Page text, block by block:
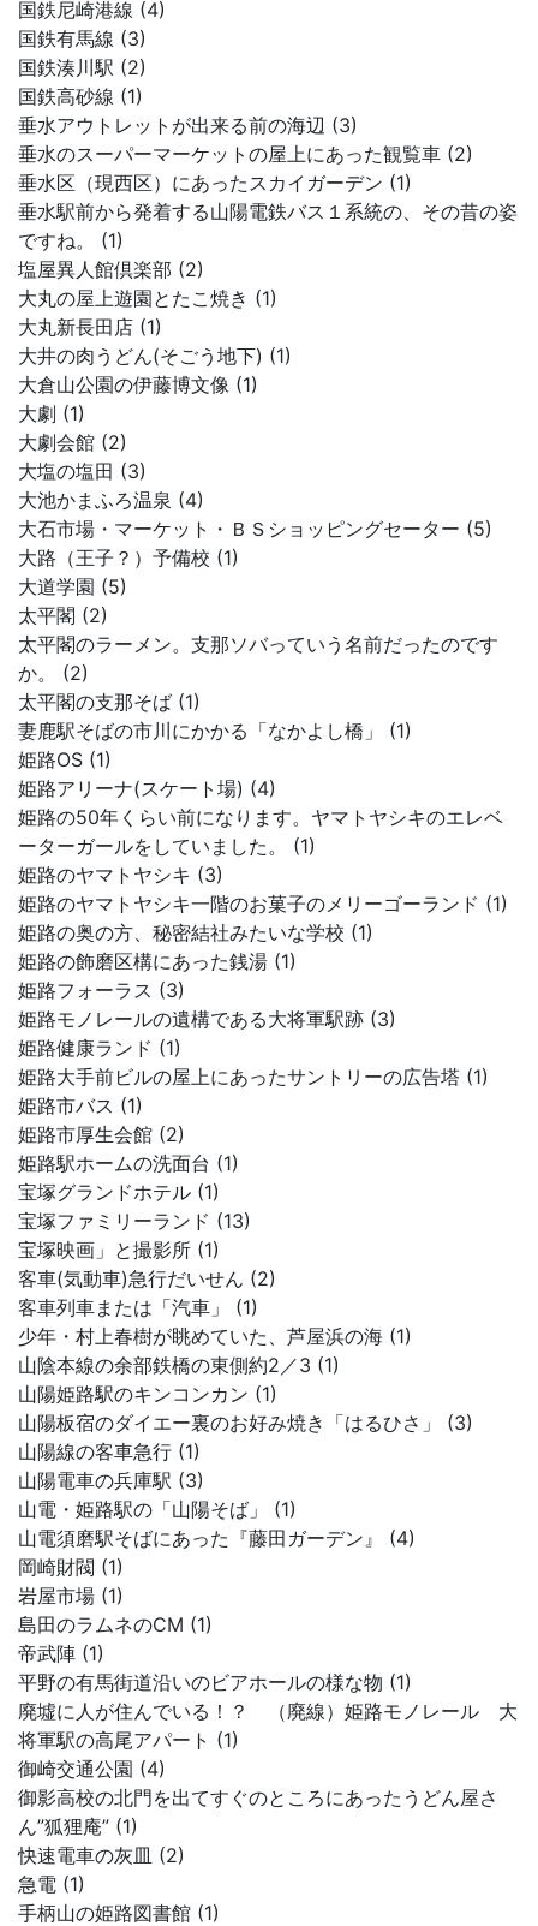
国鉄尼崎港線 (4)
国鉄有馬線 (3)
国鉄湊川駅 (2)
国鉄高砂線 (1)
垂水アウトレットが出来る前の海辺 (3)
垂水のスーパーマーケットの屋上にあった観覧車 (2)
垂水区（現西区）にあったスカイガーデン (1)
垂水駅前から発着する山陽電鉄バス１系統の、その昔の姿
ですね。 (1)
塩屋異人館倶楽部 (2)
大丸の屋上遊園とたこ焼き (1)
大丸新長田店 (1)
大井の肉うどん(そごう地下) (1)
大倉山公園の伊藤博文像 (1)
大劇 (1)
大劇会館 (2)
大塩の塩田 (3)
大池かまふろ温泉 (4)
大石市場・マーケット・ＢＳショッピングセーター (5)
大路（王子？）予備校 (1)
大道学園 (5)
太平閣 (2)
太平閣のラーメン。支那ソバっていう名前だったのです
か。 (2)
太平閣の支那そば (1)
妻鹿駅そばの市川にかかる「なかよし橋」 (1)
姫路OS (1)
姫路アリーナ(スケート場) (4)
姫路の50年くらい前になります。ヤマトヤシキのエレベ
ーターガールをしていました。 (1)
姫路のヤマトヤシキ (3)
姫路のヤマトヤシキ一階のお菓子のメリーゴーランド (1)
姫路の奥の方、秘密結社みたいな学校 (1)
姫路の飾磨区構にあった銭湯 (1)
姫路フォーラス (3)
姫路モノレールの遺構である大将軍駅跡 (3)
姫路健康ランド (1)
姫路大手前ビルの屋上にあったサントリーの広告塔 (1)
姫路市バス (1)
姫路市厚生会館 (2)
姫路駅ホームの洗面台 (1)
宝塚グランドホテル (1)
宝塚ファミリーランド (13)
宝塚映画」と撮影所 (1)
客車(気動車)急行だいせん (2)
客車列車または「汽車」 (1)
少年・村上春樹が眺めていた、芦屋浜の海 (1)
山陰本線の余部鉄橋の東側約2／3 (1)
山陽姫路駅のキンコンカン (1)
山陽板宿のダイエー裏のお好み焼き「はるひさ」 (3)
山陽線の客車急行 (1)
山陽電車の兵庫駅 (3)
山電・姫路駅の「山陽そば」 (1)
山電須磨駅そばにあった『藤田ガーデン』 (4)
岡崎財閥 (1)
岩屋市場 (1)
島田のラムネのCM (1)
帝武陣 (1)
平野の有馬街道沿いのビアホールの様な物 (1)
廃墟に人が住んでいる！？ （廃線）姫路モノレール 大
将軍駅の高尾アパート (1)
御崎交通公園 (4)
御影高校の北門を出てすぐのところにあったうどん屋さ
ん”狐狸庵” (1)
快速電車の灰皿 (2)
急電 (1)
手柄山の姫路図書館 (1)